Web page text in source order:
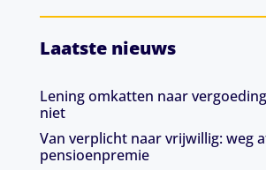
Laatste nieuws
Lening omkatten naar
niet
Van verplicht naar vrijwillig: weg
pensioenpremie